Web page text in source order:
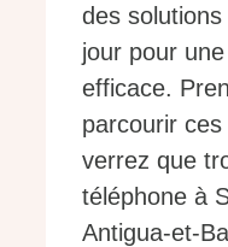
des
jour pour
efficace.
parcourir
verrez que
téléphone à
Antigua-et-